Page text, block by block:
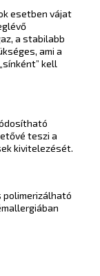
esetben vájat
a stabilabb
ami a
kell
teszi a
kivitelezését.
polimerizálható